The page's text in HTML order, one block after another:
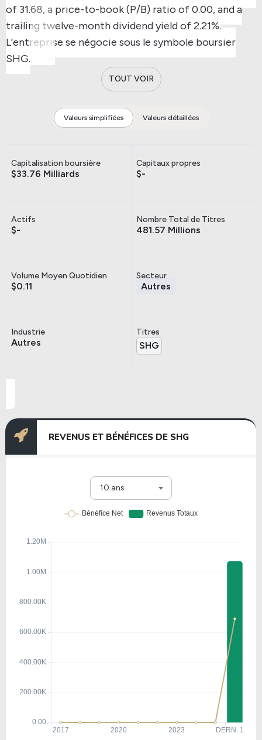
of 31.68, a price-to-book (P/B) ratio of 0.00, and a
trailing twelve-month dividend yield of 2.21%.
L'entreprise se négocie sous le symbole boursier
SHG.
TOUT VOIR
Valeurs simplifiées Valeurs détaillées
Capitalisation boursière
$33.76 Milliards
Capitaux propres
$-
Actifs
$-
Nombre Total de Titres
481.57 Millions
Volume Moyen Quotidien
$0.11
Secteur
Autres
Industrie
Autres
Titres
SHG
REVENUS ET BÉNÉFICES DE SHG
10 ans